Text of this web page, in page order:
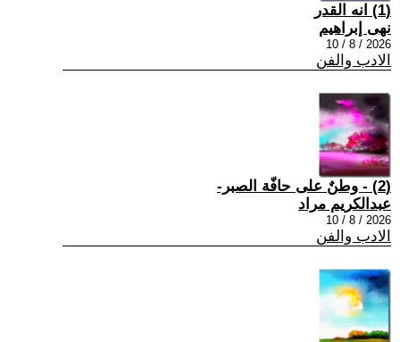
(1) انه القدر
نهى إبراهيم
2026 / 8 / 10
الادب والفن
(2) - وطنٌ على حافّة الصبر-
عبدالكريم مراد
2026 / 8 / 10
الادب والفن